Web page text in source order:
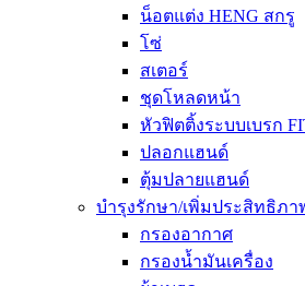
น็อตแต่ง HENG สกรู
โซ่
สเตอร์
ชุดโหลดหน้า
หัวฟิตติ้งระบบเบรก
ปลอกแฮนด์
ตุ้มปลายแฮนด์
บำรุงรักษา/เพิ่มประสิทธิภา
กรองอากาศ
กรองน้ำมันเครื่อง